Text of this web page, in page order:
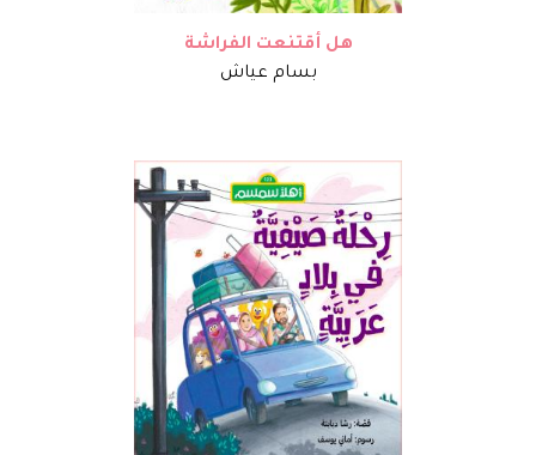
هل أقتنعت الفراشة
بسام عياش